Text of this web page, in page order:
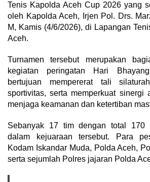
Tenis Kapolda Aceh Cup 2026 yang
oleh Kapolda Aceh, Irjen Pol. Drs.
M, Kamis (4/6/2026), di Lapangan
Aceh.
Turnamen tersebut merupakan
kegiatan peringatan Hari
bertujuan mempererat tali
sportivitas, serta memperkuat sinergi
menjaga keamanan dan ketertiban
Sebanyak 17 tim dengan total 170
dalam kejuaraan tersebut. Para
Kodam Iskandar Muda, Polda Aceh,
serta sejumlah Polres jajaran Polda